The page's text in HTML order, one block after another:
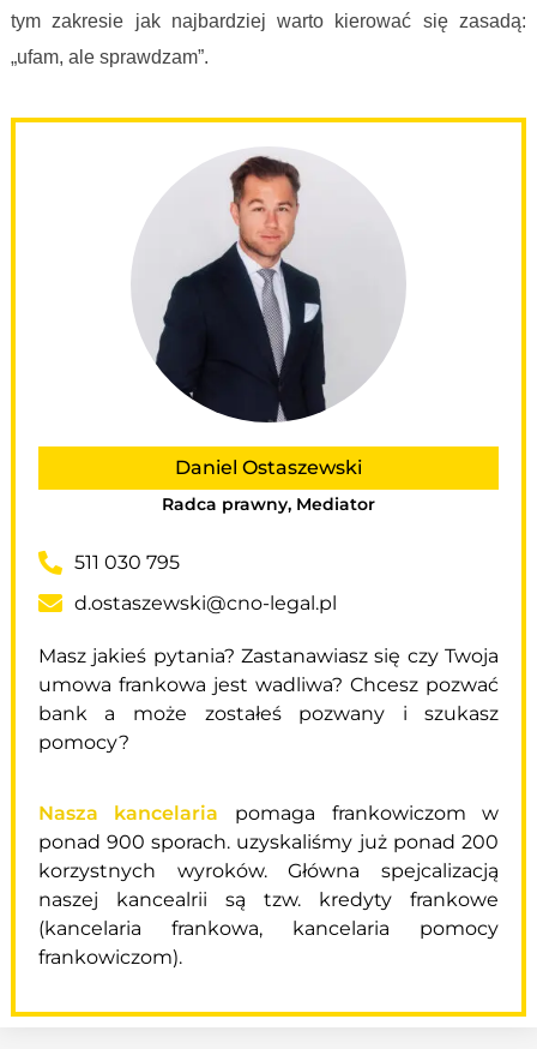
tym zakresie jak najbardziej warto kierować się zasadą:
„ufam, ale sprawdzam”.
Daniel Ostaszewski
Radca prawny, Mediator
511 030 795
d.ostaszewski@cno-legal.pl
Masz jakieś pytania? Zastanawiasz się czy Twoja
umowa frankowa jest wadliwa? Chcesz pozwać
bank a może zostałeś pozwany i szukasz
pomocy?
Nasza kancelaria pomaga frankowiczom w
ponad 900 sporach. uzyskaliśmy już ponad 200
korzystnych wyroków. Główna spejcalizacją
naszej kancealrii są tzw. kredyty frankowe
(kancelaria frankowa, kancelaria pomocy
frankowiczom).